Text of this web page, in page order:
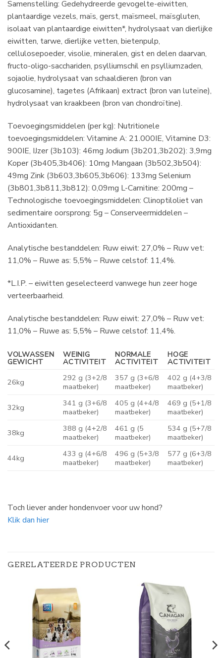
Samenstelling: Gedehydreerde gevogelte-eiwitten,
plantaardige vezels, maïs, gerst, maïsmeel, maïsgluten,
isolaat van plantaardige eiwitten*, hydrolysaat van dierlijke
eiwitten, tarwe, dierlijke vetten, bietenpulp,
cellulosepoeder, visolie, mineralen, gist en delen daarvan,
fructo-oligo-sacchariden, psylliumschil en psylliumzaden,
sojaolie, hydrolysaat van schaaldieren (bron van
glucosamine), tagetes (Afrikaan) extract (bron van luteïne),
hydrolysaat van kraakbeen (bron van chondroïtine).
Toevoegingsmiddelen (per kg): Nutritionele
toevoegingsmiddelen: Vitamine A: 21.000IE, Vitamine D3:
900IE, IJzer (3b103): 46mg Jodium (3b201,3b202): 3,9mg
Koper (3b405,3b406): 10mg Mangaan (3b502,3b504):
49mg Zink (3b603,3b605,3b606): 133mg Selenium
(3b801,3b811,3b812): 0,09mg L-Carnitine: 200mg –
Technologische toevoegingsmiddelen: Clinoptiloliet van
sedimentaire oorsprong: 5g – Conserveermiddelen –
Antioxidanten.
Analytische bestanddelen: Ruw eiwit: 27,0% – Ruw vet:
11,0% – Ruwe as: 5,5% – Ruwe celstof: 11,4%.
*L.I.P. – eiwitten geselecteerd vanwege hun zeer hoge
verteerbaarheid.
Analytische bestanddelen: Ruw eiwit: 27,0% – Ruw vet:
11,0% – Ruwe as: 5,5% – Ruwe celstof: 11,4%.
VOLWASSEN
GEWICHT
WEINIG
ACTIVITEIT
NORMALE
ACTIVITEIT
HOGE
ACTIVITEIT
26kg
292 g (3+2/8
maatbeker)
357 g (3+6/8
maatbeker)
402 g (4+3/8
maatbeker)
32kg
341 g (3+6/8
maatbeker)
405 g (4+4/8
maatbeker)
469 g (5+1/8
maatbeker)
38kg
388 g (4+2/8
maatbeker)
461 g (5
maatbeker)
534 g (5+7/8
maatbeker)
44kg
433 g (4+6/8
maatbeker)
496 g (5+3/8
maatbeker)
577 g (6+3/8
maatbeker)
Toch liever ander hondenvoer voor uw hond?
Klik dan hier
GERELATEERDE PRODUCTEN